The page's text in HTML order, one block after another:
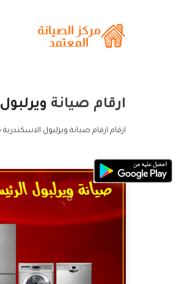
ارقام صيانة ويرلبول
ارقام ارقام صيانة ويرلبول